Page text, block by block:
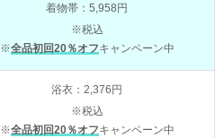
着物帯：5,958円
※税込
※全品初回20％オフキャンペーン中
浴衣：2,376円
※税込
※全品初回20％オフキャンペーン中